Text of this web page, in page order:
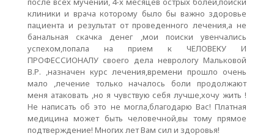
клиники и врача которому было бы важно здоровье
пациента и результат от проведенного лечения,а не
банальная скачка денег ,мои поиски увенчались
успехом,попала на прием к ЧЕЛОВЕКУ И
ПРОФЕССИОНАЛУ своего дела неврологу Мальковой
В.Р. ,назначен курс лечения,времени прошло очень
мало ,лечение только началось боли продолжают
меня атаковать ,но я чувствую себя лучше,хочу жить !
Не написать об это не могла,благодарю Вас! Платная
медицина может быть человечной,вы тому прямое
подтверждение! Многих лет Вам сил и здоровья!